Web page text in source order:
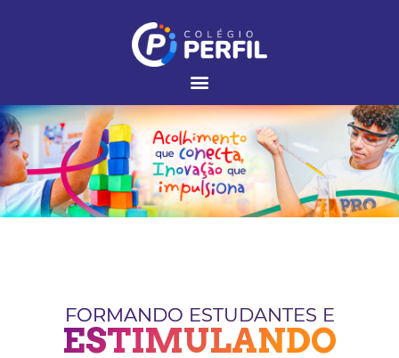
FORMANDO ESTUDANTES E
ESTIMULANDO